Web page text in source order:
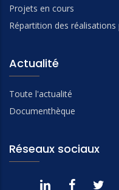
Projets en cours
Répartition des
Actualité
Toute l'actualité
Documenthèque
Réseaux sociaux